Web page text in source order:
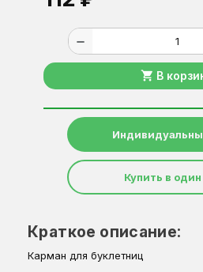
remove
shopping_cart В
Купить в
Краткое описание:
Карман для буклетниц